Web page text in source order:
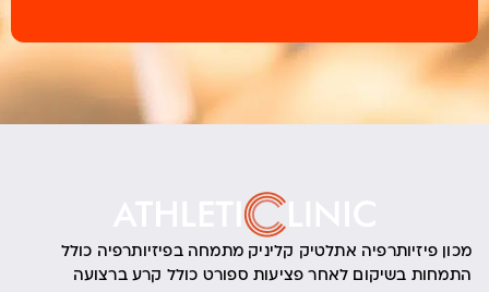
מכון פיזיותרפיה אתלטיק קליניק מתמחה בפיזיותרפיה כולל
התמחות בשיקום לאחר פציעות ספורט כולל קרע ברצועה